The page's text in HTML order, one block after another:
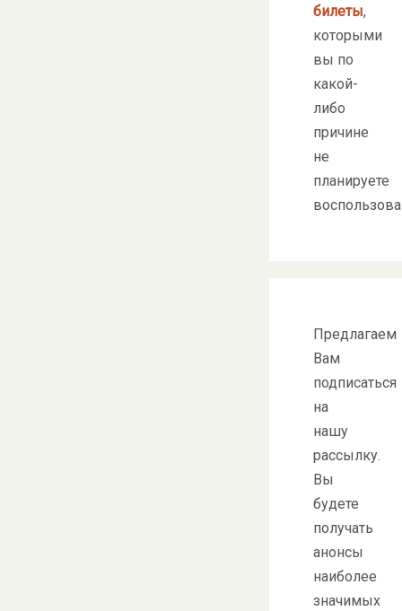
билеты,
которыми
вы по
какой-
либо
причине
не
планируете
Предлагаем
Вам
подписаться
на
нашу
рассылку.
Вы
будете
получать
анонсы
наиболее
значимых